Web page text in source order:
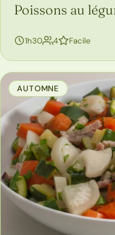
Poissons au
1h30 4personnes
Facile
AUTOMNE